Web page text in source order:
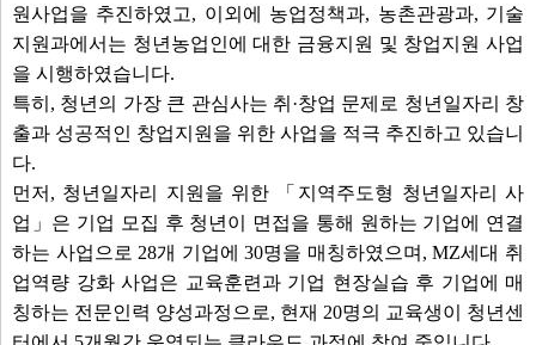
원사업을 추진하였고, 이외에 농업정책과, 농촌관광과, 기술
지원과에서는 청년농업인에 대한 금융지원 및 창업지원 사업
을 시행하였습니다.
특히, 청년의 가장 큰 관심사는 취·창업 문제로 청년일자리 창
출과 성공적인 창업지원을 위한 사업을 적극 추진하고 있습니
다.
먼저, 청년일자리 지원을 위한 「지역주도형 청년일자리 사
업」은 기업 모집 후 청년이 면접을 통해 원하는 기업에 연결
하는 사업으로 28개 기업에 30명을 매칭하였으며, MZ세대 취
업역량 강화 사업은 교육훈련과 기업 현장실습 후 기업에 매
칭하는 전문인력 양성과정으로, 현재 20명의 교육생이 청년센